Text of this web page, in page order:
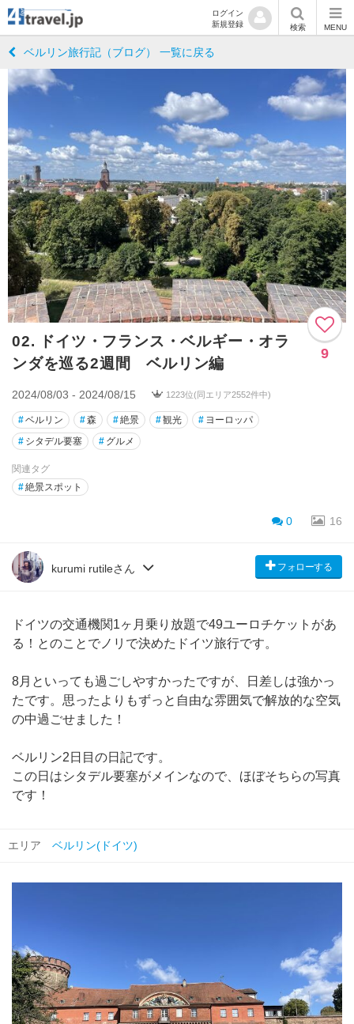
ログイン
新規登録
検索 MENU
ベルリン旅行記（ブログ） 一覧に戻る
02. ドイツ・フランス・ベルギー・オラ
ンダを巡る2週間 ベルリン編
9
2024/08/03 - 2024/08/15 1223位(同エリア2552件中)
#ベルリン #森 #絶景 #観光 # ヨーロッパ
# シタデル要塞 # グルメ
関連タグ
#絶景スポット
0 16
kurumi rutileさん フォローする
ドイツの交通機関1ヶ月乗り放題で49ユーロチケットがあ
る！とのことでノリで決めたドイツ旅行です。
8月といっても過ごしやすかったですが、日差しは強かっ
たです。思ったよりもずっと自由な雰囲気で解放的な空気
の中過ごせました！
ベルリン2日目の日記です。
この日はシタデル要塞がメインなので、ほぼそちらの写真
です！
エリア ベルリン(ドイツ)